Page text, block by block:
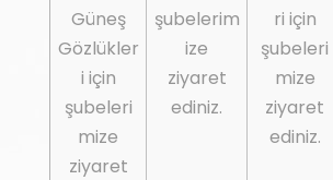
Güneş
Gözlükler
i için
şubeleri
mize
ziyaret
şubelerim
ize
ziyaret
ediniz.
ri için
şubeleri
mize
ziyaret
ediniz.